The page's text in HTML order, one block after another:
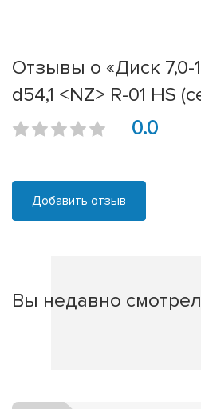
Отзывы о «Диск 7,0-
d54,1 <NZ> R-01 HS
0.0
Добавить отзыв
Вы недавно